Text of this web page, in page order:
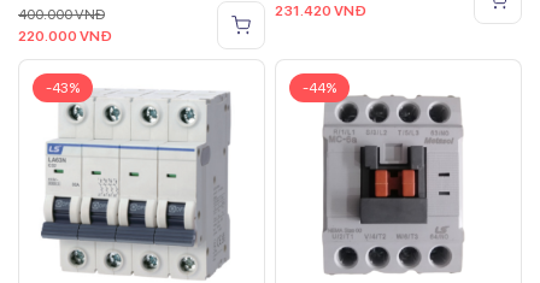
400.000VNĐ
220.000 VNĐ
231.420 VNĐ
-43% -44%